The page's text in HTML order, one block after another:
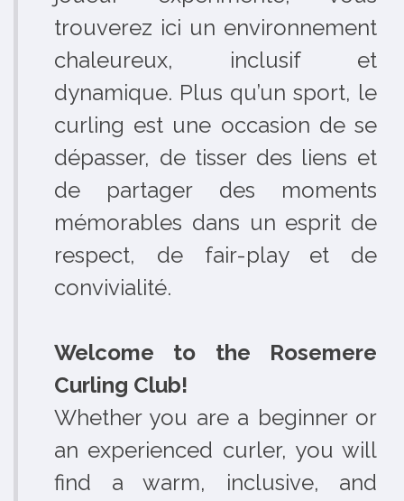
trouverez ici un environnement
chaleureux, inclusif et
dynamique. Plus qu’un sport, le
curling est une occasion de se
dépasser, de tisser des liens et
de partager des moments
mémorables dans un esprit de
respect, de fair-play et de
convivialité.
Welcome to the Rosemere
Curling Club!
Whether you are a beginner or
an experienced curler, you will
find a warm, inclusive, and